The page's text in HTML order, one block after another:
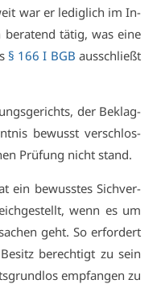
war er le­dig­lich im In­
tä­tig, was ei­ne
§ 166 I BGB aus­schließt
der Be­klag­
be­wusst ver­schlos­
Prü­fung nicht stand.
ein be­wuss­tes Sich­ver­
wenn es um
geht. So er­for­dert
be­rech­tigt zu sein
emp­fan­gen zu